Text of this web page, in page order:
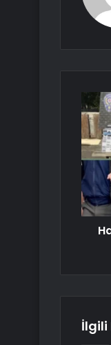
İlgili